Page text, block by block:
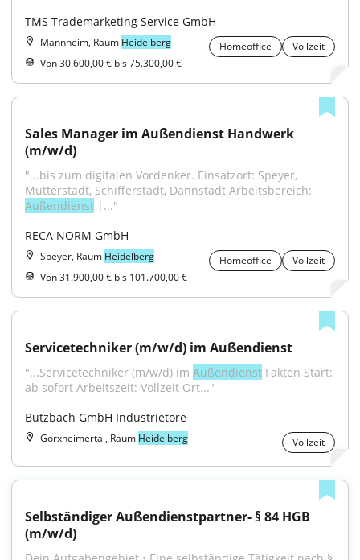
TMS Trademarketing Service GmbH
Mannheim, Raum Heidelberg Homeoffice
Vollzeit
Von 30.600,00 € bis 75.300,00 €
Sales Manager im Außendienst Handwerk
(m/w/d)
"...bis zum digitalen Vordenker. Einsatzort: Speyer,
Außendienst |..."
RECA NORM GmbH
Speyer, Raum Heidelberg Homeoffice
Vollzeit
Von 31.900,00 € bis 101.700,00 €
Servicetechniker (m/w/d) im Außendienst
"...Servicetechniker (m/w/d) im Außendienst Fakten Start:
ab sofort Arbeitszeit: Vollzeit Ort..."
Butzbach GmbH Industrietore
Gorxheimertal, Raum Heidelberg Vollzeit
Selbständiger Außendienstpartner- § 84 HGB
(m/w/d)